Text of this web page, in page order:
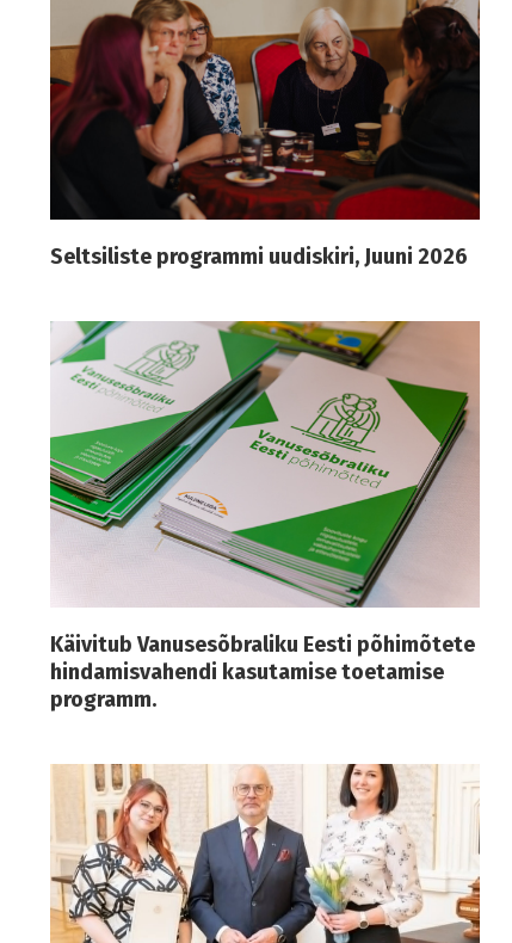
Seltsiliste programmi uudiskiri, Juuni 2026
Käivitub Vanusesõbraliku Eesti põhimõtete
hindamisvahendi kasutamise toetamise
programm.